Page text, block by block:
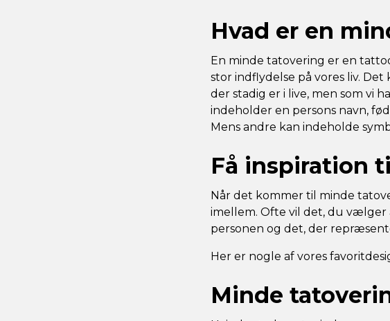
Hvad er en
En minde tatovering er en
stor indflydelse på vores liv.
der stadig er i live, men som vi
indeholder en persons navn,
Mens andre kan indeholde
Få inspiration
Når det kommer til minde
imellem. Ofte vil det, du vælger
personen og det, der
Her er nogle af vores
Minde